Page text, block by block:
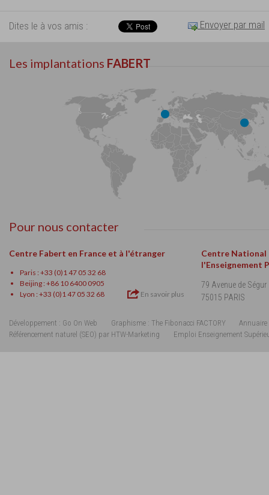
Dites le à vos amis : Envoyer par mail
Les implantations FABERT
Pour nous contacter
Centre Fabert en France et à l'étranger
Paris : +33 (0)1 47 05 32 68
Beijing : +86 10 6400 0905
Lyon : +33 (0)1 47 05 32 68
En savoir plus
Centre National
l'Enseignement
79 Avenue de Ségur
75015 PARIS
Développement : Go On Web Graphisme : The Fibonacci FACTORY
Annuaire
Référencement naturel (SEO) par HTW-Marketing
Emploi Enseignement